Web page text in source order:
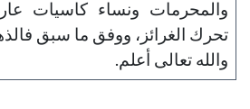
والمحرمات ونساء كاسيات
تحرك الغرائز، ووفق ما سبق
والله تعالى أعلم.